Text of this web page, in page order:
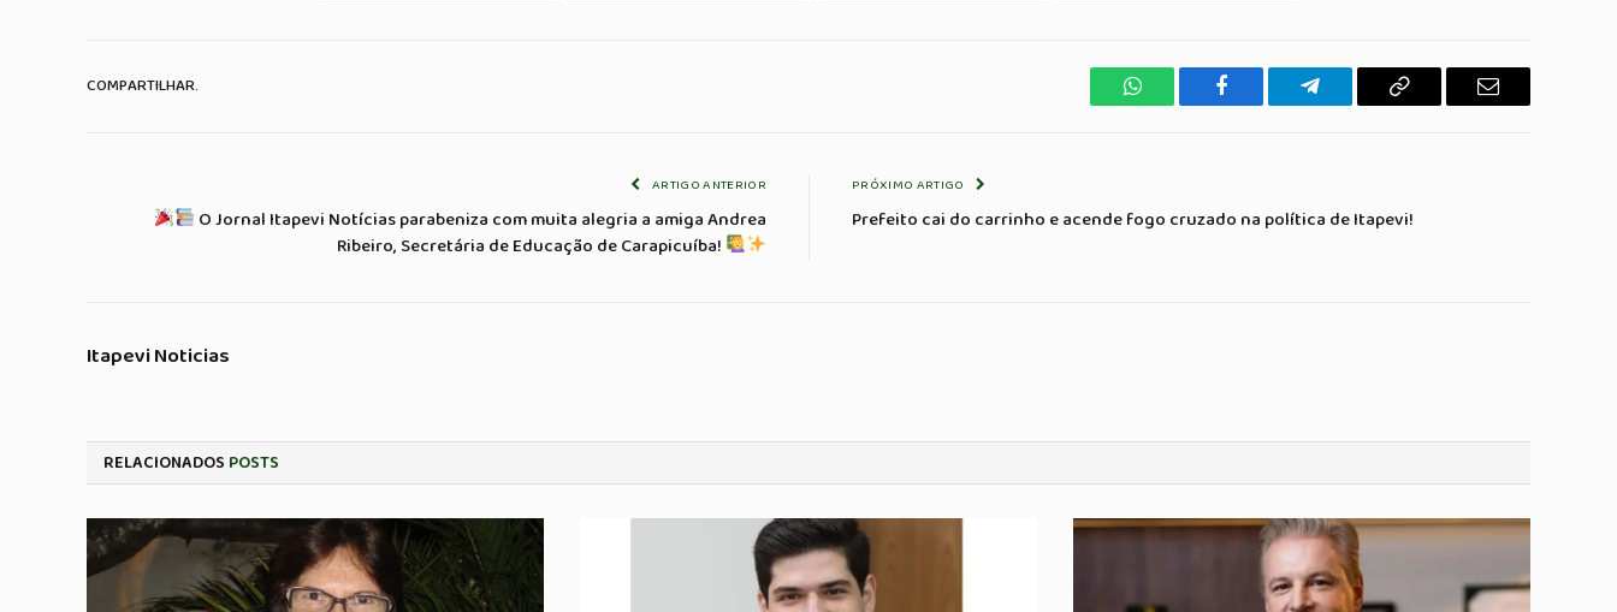
COMPARTILHAR.
WhatsAppFacebook TelegramaCopiar
E-
ARTIGO ANTERIOR
O Jornal Itapevi Notícias parabeniza com muita alegria a amiga Andrea
Ribeiro, Secretária de Educação de Carapicuíba!
PRÓXIMO ARTIGO
Prefeito cai do carrinho e acende fogo cruzado na política de Itapevi!
Itapevi Noticias
RELACIONADOS POSTS